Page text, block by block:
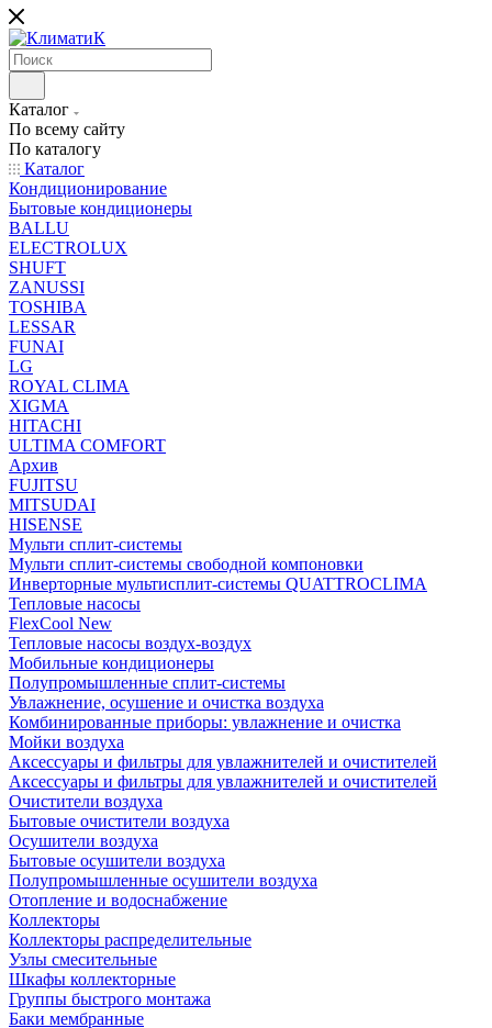
Каталог
По всему сайту
По каталогу
Каталог
Кондиционирование
Бытовые кондиционеры
BALLU
ELECTROLUX
SHUFT
ZANUSSI
TOSHIBA
LESSAR
FUNAI
LG
ROYAL CLIMA
XIGMA
HITACHI
ULTIMA COMFORT
Архив
FUJITSU
MITSUDAI
HISENSE
Мульти сплит-системы
Мульти сплит-системы свободной компоновки
Инверторные мультисплит-системы QUATTROCLIMA
Тепловые насосы
FlexCool New
Тепловые насосы воздух-воздух
Мобильные кондиционеры
Полупромышленные сплит-системы
Увлажнение, осушение и очистка воздуха
Комбинированные приборы: увлажнение и очистка
Мойки воздуха
Аксессуары и фильтры для увлажнителей и очистителей
Аксессуары и фильтры для увлажнителей и очистителей
Очистители воздуха
Бытовые очистители воздуха
Осушители воздуха
Бытовые осушители воздуха
Полупромышленные осушители воздуха
Отопление и водоснабжение
Коллекторы
Коллекторы распределительные
Узлы смесительные
Шкафы коллекторные
Группы быстрого монтажа
Баки мембранные